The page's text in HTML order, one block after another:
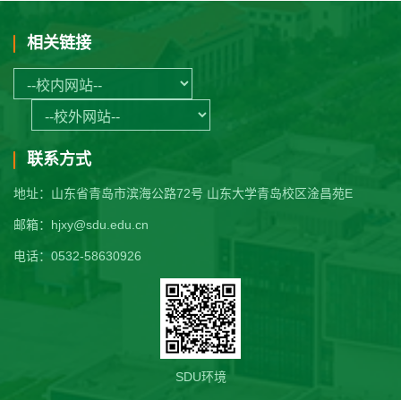
相关链接
联系方式
地址：山东省青岛市滨海公路72号 山东大学青岛校区淦昌苑E
邮箱：hjxy@sdu.edu.cn
电话：0532-58630926
SDU环境